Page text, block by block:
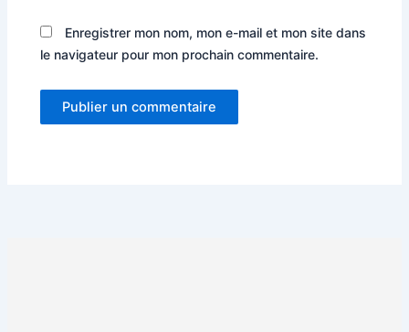
Enregistrer mon nom, mon e-mail et mon site dans
le navigateur pour mon prochain commentaire.